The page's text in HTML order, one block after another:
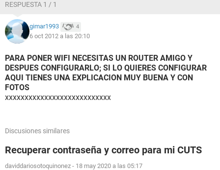
RESPUESTA 1 / 1
gimar1993 4
6 oct 2012 a las 20:10
PARA PONER WIFI NECESITAS UN ROUTER AMIGO Y
DESPUES CONFIGURARLO; SI LO QUIERES CONFIGURAR
AQUI TIENES UNA EXPLICACION MUY BUENA Y CON
FOTOS
xxxxxxxxxxxxxxxxxxxxxxxxxxx
Discusiones similares
Recuperar contraseña y correo para mi CUTS
daviddariosotoquinonez - 18 may 2020 a las 05:17